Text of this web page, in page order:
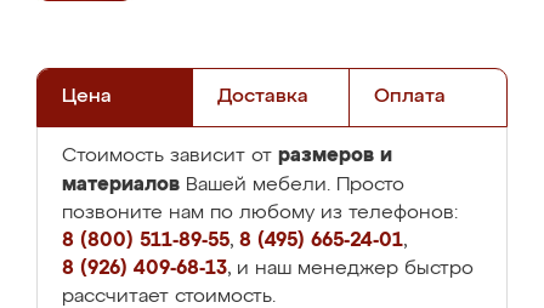
Цена Доставка Оплата
Стоимость зависит от размеров и
материалов Вашей мебели. Просто
позвоните нам по любому из телефонов:
8 (800) 511-89-55, 8 (495) 665-24-01,
8 (926) 409-68-13, и наш менеджер быстро
рассчитает стоимость.